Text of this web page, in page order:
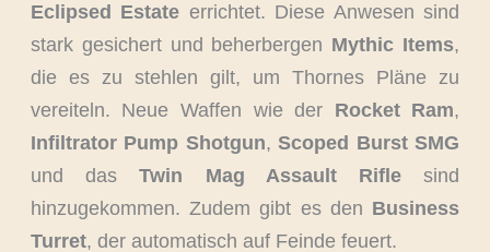
Eclipsed Estate errichtet. Diese Anwesen sind
stark gesichert und beherbergen Mythic Items,
die es zu stehlen gilt, um Thornes Pläne zu
vereiteln. Neue Waffen wie der Rocket Ram,
Infiltrator Pump Shotgun,Scoped Burst SMG
und dasTwin Mag Assault Rifle sind
hinzugekommen. Zudem gibt es den Business
Turret, der automatisch auf Feinde feuert.